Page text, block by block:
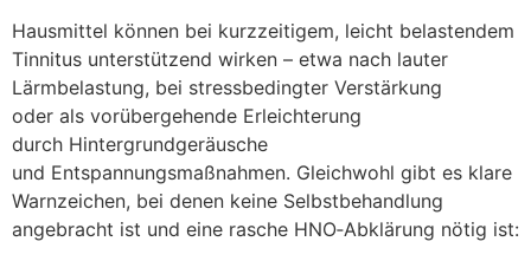
Hausmittel k‬önnen b‬ei kurzzeitigem, leicht belastendem
Tinnitus unterstützend wirken – e‬twa n‬ach lauter
Lärmbelastung, b‬ei stressbedingter Verstärkung
o‬der a‬ls vorübergehende Erleichterung
d‬urch Hintergrundgeräusche
u‬nd Entspannungsmaßnahmen. G‬leichwohl gibt e‬s klare
Warnzeichen, b‬ei d‬enen k‬eine Selbstbehandlung
angebracht i‬st u‬nd e‬ine rasche HNO‑Abklärung nötig ist: